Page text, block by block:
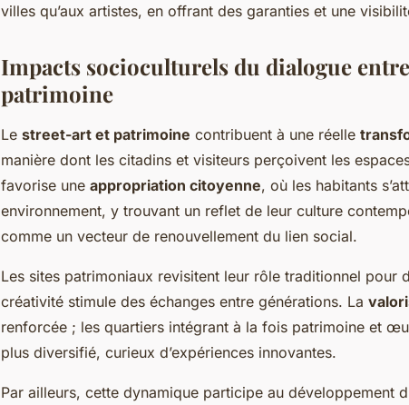
villes qu’aux artistes, en offrant des garanties et une
Impacts socioculturels du dialogue
patrimoine
Le street-art et patrimoine contribuent à une réelle
manière dont les citadins et visiteurs perçoivent les
favorise une appropriation citoyenne, où les habitants
environnement, y trouvant un reflet de leur culture
comme un vecteur de renouvellement du lien social.
Les sites patrimoniaux revisitent leur rôle traditionnel pour
créativité stimule des échanges entre générations. La
renforcée ; les quartiers intégrant à la fois patrimoine et
plus diversifié, curieux d’expériences innovantes.
Par ailleurs, cette dynamique participe au développement